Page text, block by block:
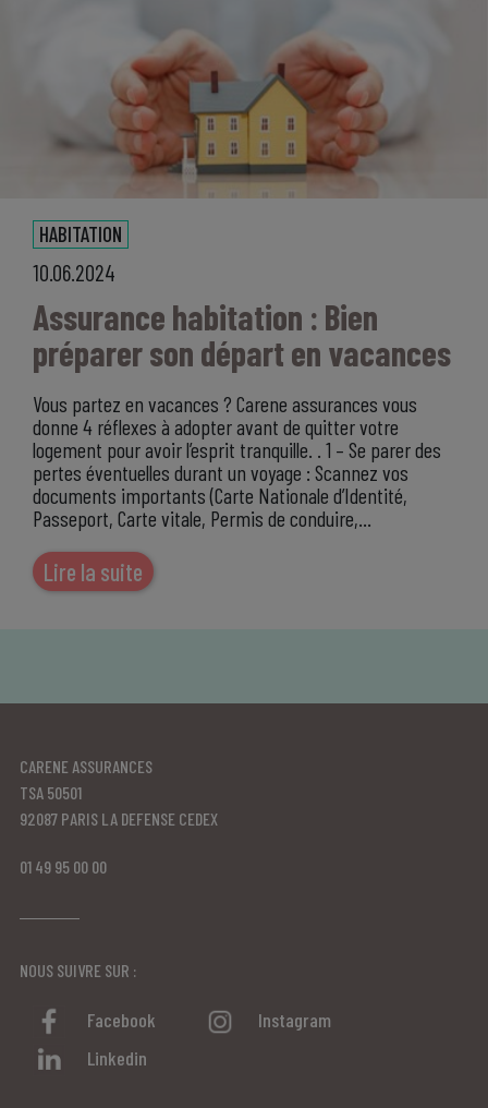
HABITATION
10.06.2024
Assurance habitation : Bien
préparer son départ en vacances
Vous partez en vacances ? Carene assurances vous
donne 4 réflexes à adopter avant de quitter votre
logement pour avoir l’esprit tranquille. . 1 – Se parer des
pertes éventuelles durant un voyage : Scannez vos
documents importants (Carte Nationale d’Identité,
Passeport, Carte vitale, Permis de conduire,…
Lire la suite
CARENE ASSURANCES
TSA 50501
92087 PARIS LA DEFENSE CEDEX
01 49 95 00 00
NOUS SUIVRE SUR :
Facebook
Instagram
Linkedin